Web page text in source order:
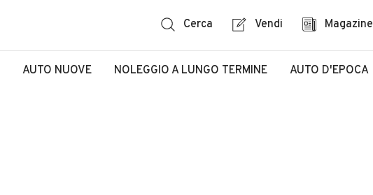
Cerca Vendi Magazine
AUTO NUOVE NOLEGGIO A LUNGO TERMINE AUTO D'EPOCA